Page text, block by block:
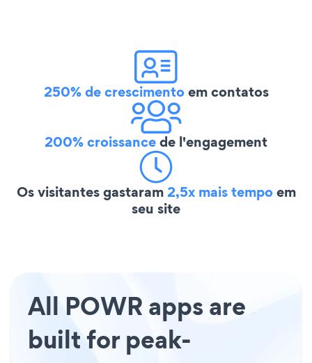
250% de crescimentoem contatos
200% croissancede l'engagement
Os visitantes gastaram2,5x mais tempoem
seu site
All POWR apps are
built for peak-